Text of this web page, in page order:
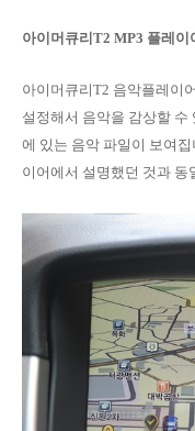
아이머큐리T2 MP3 플레이
아이머큐리T2 음악플레이
설정해서 음악을 감상할 수
에 있는 음악 파일이 보여
이어에서 설명했던 것과 동